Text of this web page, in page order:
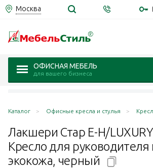
Москва
ОФИСНАЯ МЕБЕЛЬ
для вашего бизнеса
Каталог Офисные кресла и стулья
Лакшери Стар Е-Н/
Кресло для
экокожа, черный